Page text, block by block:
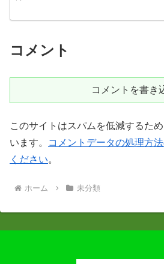
コメント
コメントを書き
このサイトはスパムを低減するた
います。
コメントデータの処理方
ください。
ホーム 未分類